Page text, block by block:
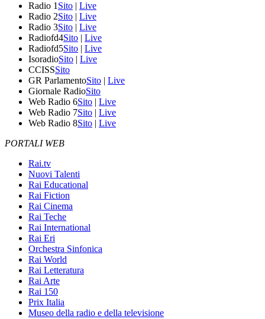
Radio 1 Sito | Live
Radio 2Sito | Live
Radio 3Sito | Live
Radiofd4Sito | Live
Radiofd5Sito | Live
IsoradioSito | Live
CCISSSito
GR ParlamentoSito | Live
Giornale RadioSito
Web Radio 6Sito | Live
Web Radio 7Sito | Live
Web Radio 8Sito | Live
PORTALI WEB
Rai.tv
Nuovi Talenti
Rai Educational
Rai Fiction
Rai Cinema
Rai Teche
Rai International
Rai Eri
Orchestra Sinfonica
Rai World
Rai Letteratura
Rai Arte
Rai 150
Prix Italia
Museo della radio e della televisione